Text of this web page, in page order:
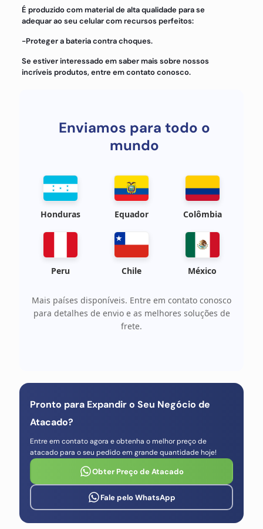
É produzido com material de alta qualidade para se
adequar ao seu celular com recursos perfeitos:
-Proteger a bateria contra choques.
Se estiver interessado em saber mais sobre nossos
incríveis produtos, entre em contato conosco.
Enviamos para todo o
mundo
Honduras Equador Colômbia
Peru Chile México
Mais países disponíveis. Entre em contato conosco
para detalhes de envio e as melhores soluções de
frete.
Pronto para Expandir o Seu Negócio de
Atacado?
Entre em contato agora e obtenha o melhor preço de
atacado para o seu pedido em grande quantidade hoje!
Obter Preço de Atacado
Fale pelo WhatsApp